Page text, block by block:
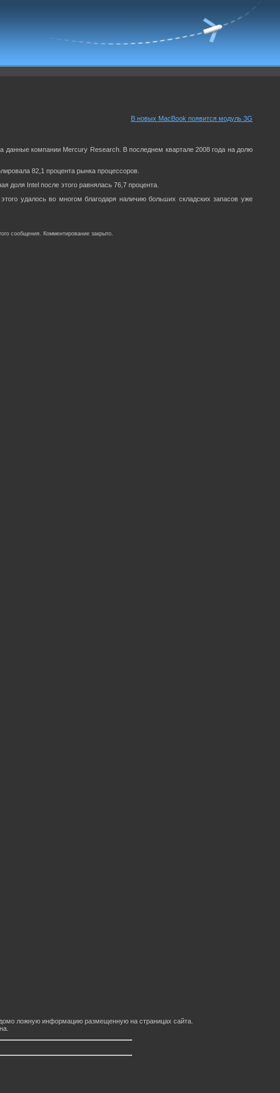
В новых MacBook появится модуль 3G
данные компании Mercury Research. В последнем квартале 2008 года на долю
82,1 процента рынка процессоров.
доля Intel после этого равнялась 76,7 процента.
удалось во многом благодаря наличию больших складских запасов уже
сообщения. Комментирование закрыто.
ложную информацию размещенную на страницах сайта.